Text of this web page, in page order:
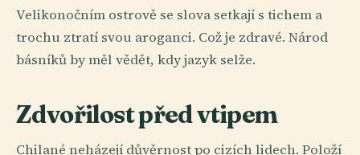
Velikonočním ostrově se slova setkají s tichem a
trochu ztratí svou aroganci. Což je zdravé. Národ
básníků by měl vědět, kdy jazyk selže.
Zdvořilost před vtipem
Chilané neházejí důvěrnost po cizích lidech. Položí